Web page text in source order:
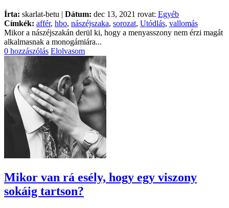
Írta: skarlat-betu | Dátum: dec 13, 2021 rovat: Egyéb
Címkék: affér, hbo, nászéjszaka, sorozat, Utódlás, vallomás
Mikor a nászéjszakán derül ki, hogy a menyasszony nem érzi magát
alkalmasnak a monogámiára...
0 hozzászólás Elolvasom
Mikor van rá esély, hogy egy viszony
sokáig tartson?